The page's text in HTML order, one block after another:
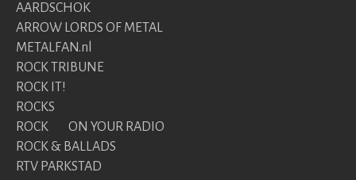
AARDSCHOK
ARROW LORDS OF METAL
METALFAN.nl
ROCK TRIBUNE
ROCK IT!
ROCKS
ROCK ON YOUR RADIO
ROCK & BALLADS
RTV PARKSTAD